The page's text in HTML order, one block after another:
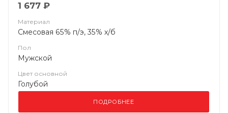
1 677 ₽
Материал
Смесовая 65% п/э, 35% х/б
Пол
Мужской
Цвет основной
Голубой
ПОДРОБНЕЕ